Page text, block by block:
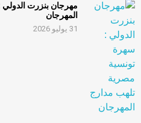
مهرجان بنزرت
المهرجان
31 يوليو 2026